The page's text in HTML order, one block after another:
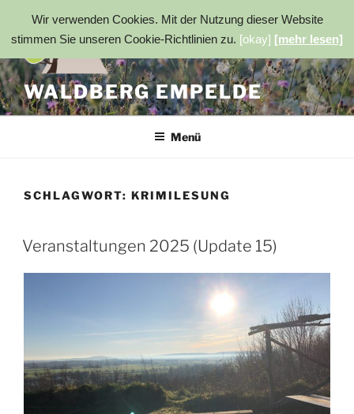
springen
WALDBERG EMPELDE
Menü
SCHLAGWORT: KRIMILESUNG
Veranstaltungen 2025 (Update 15)
Wir verwenden Cookies. Mit der Nutzung dieser Website
stimmen Sie unseren Cookie-Richtlinien zu. [okay] [mehr lesen]